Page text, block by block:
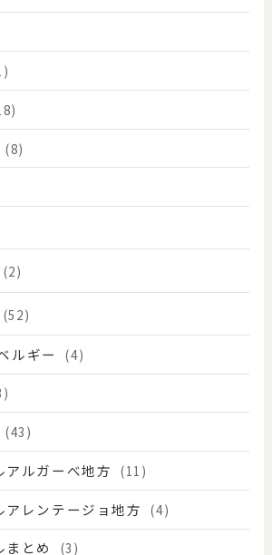
(8)
(2)
(52)
ルギー (4)
(43)
アルガーべ地方 (11)
アレンテージョ地方 (4)
まとめ (3)